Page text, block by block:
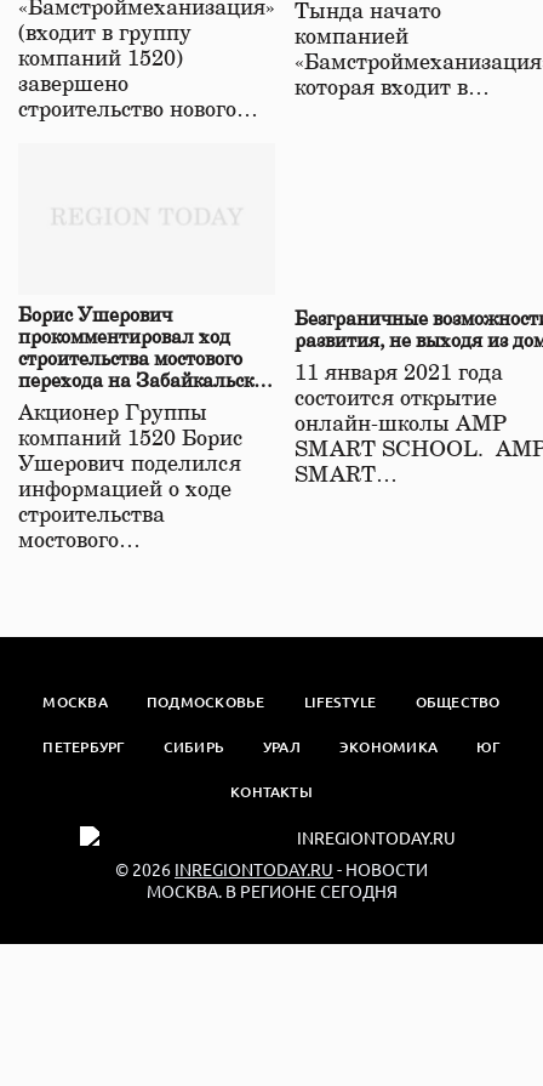
«Бамстроймеханизация»
(входит в группу
компаний 1520)
завершено
строительство нового…
Тында начато
компанией
которая входит в…
Борис Ушерович
прокомментировал ход
строительства мостового
перехода на Забайкальской
железной дороге
Акционер Группы
компаний 1520 Борис
Ушерович поделился
информацией о ходе
строительства
мостового…
Безграничные
развития, не выходя из
11 января 2021 года
состоится открытие
онлайн-школы АМР
SMART SCHOOL.
SMART…
МОСКВА ПОДМОСКОВЬЕ LIFESTYLE ОБЩЕСТВО
ПЕТЕРБУРГ СИБИРЬ УРАЛ ЭКОНОМИКА ЮГ
КОНТАКТЫ
© 2026 INREGIONTODAY.RU - НОВОСТИ
МОСКВА. В РЕГИОНЕ СЕГОДНЯ